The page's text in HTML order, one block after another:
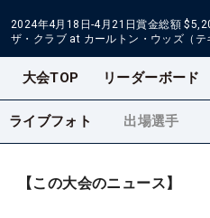
2024年4月18日-4月21日賞金総額
ザ・クラブ at カールトン・ウッズ（テ
大会TOP リーダーボード
ライブフォト 出場選手
【この大会のニュース】